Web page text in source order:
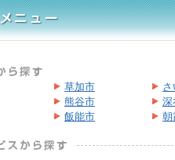
草加市
熊谷市
深
飯能市 朝